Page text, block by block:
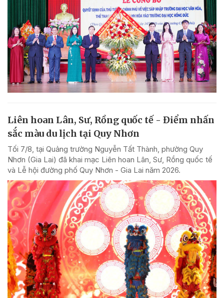
Liên hoan Lân, Sư, Rồng quốc tế - Điểm nhấn
sắc màu du lịch tại Quy Nhơn
Tối 7/8, tại Quảng trường Nguyễn Tất Thành, phường Quy
Nhơn (Gia Lai) đã khai mạc Liên hoan Lân, Sư, Rồng quốc tế
và Lễ hội đường phố Quy Nhơn - Gia Lai năm 2026.